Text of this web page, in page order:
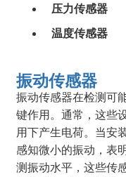
压力传感器
温度传感器
振动传感器
振动传感器在检测可
键作用。通常，这些
用下产生电荷。当安
感知微小的振动，表
测振动水平，这些传